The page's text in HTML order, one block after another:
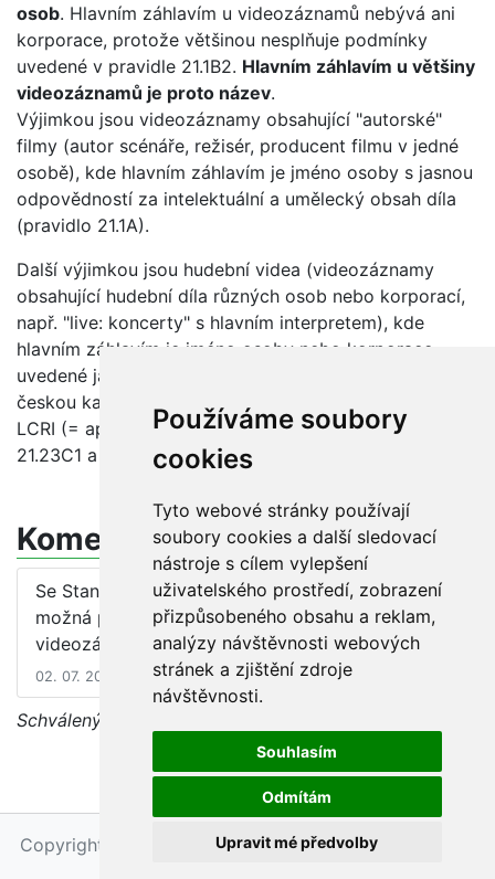
Používáme soubory
cookies
Tyto webové stránky používají
soubory cookies a další sledovací
nástroje s cílem vylepšení
uživatelského prostředí, zobrazení
přizpůsobeného obsahu a reklam,
analýzy návštěvnosti webových
stránek a zjištění zdroje
návštěvnosti.
Souhlasím
Odmítám
Upravit mé předvolby
osob. Hlavním záhlavím u videozáznamů nebývá ani
korporace, protože většinou nesplňuje podmínky
uvedené v pravidle 21.1B2. Hlavním záhlavím u většiny
videozáznamů je proto název.
Výjimkou jsou videozáznamy obsahující "autorské"
filmy (autor scénáře, režisér, producent filmu v jedné
osobě), kde hlavním záhlavím je jméno osoby s jasnou
odpovědností za intelektuální a umělecký obsah díla
(pravidlo 21.1A).
Další výjimkou jsou hudební videa (videozáznamy
obsahující hudební díla různých osob nebo korporací,
např. "live: koncerty" s hlavním interpretem), kde
hlavním záhlavím je jméno osoby nebo korporace
uvedené jako hlavní účinkující. Toto doporučení pro
českou katalogizační praxi je v souladu s doporučením
LCRI (= aplikace pravidel pro zvukové záznamy
21.23C1 a 21.23D1a) na videozáznamy).
Komentáře
Se Stanoviskem odp. prac. souhlasím, jen bych
možná pro úplnostvšude uváděla "... pro FILMY a
videozáznamy..."
02. 07. 2010 12:00
Schválený dotaz, diskuse je uzavřena
Copyright © 2026 - Národní knihovna ČR, Petr Maňas